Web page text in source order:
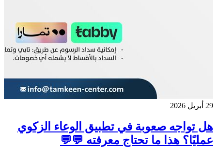
29 أبريل 2026
هل تواجه صعوبة في تطبيق الوعاء الزكوي
عمليًا؟ هذا ما تحتاج معرفته 💬💬